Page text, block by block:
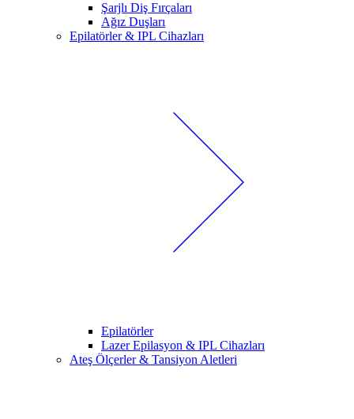
Şarjlı Diş Fırçaları
Ağız Duşları
Epilatörler & IPL Cihazları
Epilatörler
Lazer Epilasyon & IPL Cihazları
Ateş Ölçerler & Tansiyon Aletleri